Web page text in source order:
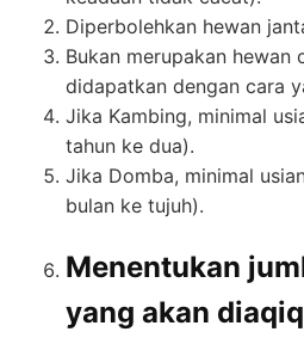
Diperbolehkan hewan
Bukan merupakan hewan
didapatkan dengan cara
Jika Kambing, minimal
tahun ke dua).
Jika Domba, minimal
bulan ke tujuh).
Menentukan
yang akan